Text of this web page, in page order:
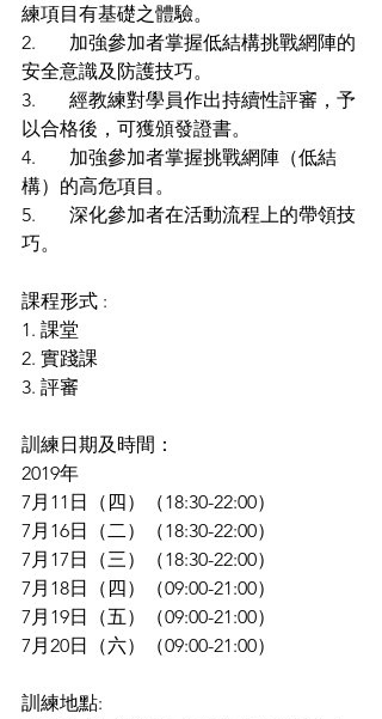
練項目有基礎之體驗。
2.	加強參加者掌握低結構挑戰網陣的
安全意識及防護技巧。
3.	經教練對學員作出持續性評審，予
以合格後，可獲頒發證書。
4.	加強參加者掌握挑戰網陣（低結
構）的高危項目。
5.	深化參加者在活動流程上的帶領技
巧。
課程形式 :
1. 課堂
2. 實踐課
3. 評審
訓練日期及時間：
2019年
7月11日（四）（18:30-22:00）
7月16日（二）（18:30-22:00）
7月17日（三）（18:30-22:00）
7月18日（四）（09:00-21:00）
7月19日（五）（09:00-21:00）
7月20日（六）（09:00-21:00）
訓練地點: